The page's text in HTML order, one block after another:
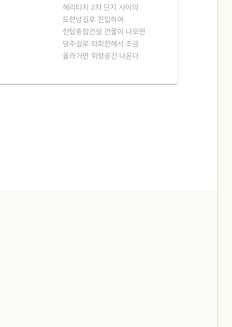
헤리티지 2차 단지 사이의
도련남길로 진입하여
한탑종합건설 건물이 나오면
당주길로 좌회전해서 조금
올라가면 위령공간 나온다